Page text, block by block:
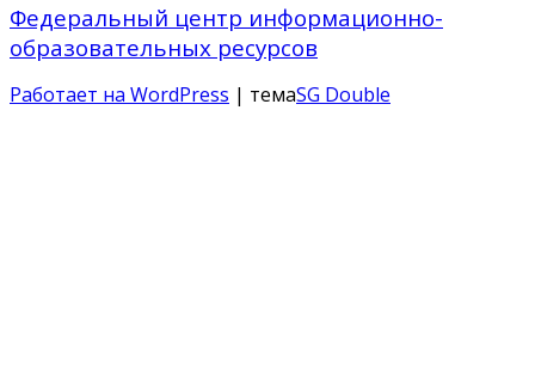
Федеральный центр информационно-
образовательных ресурсов
Работает на WordPress | темаSG Double